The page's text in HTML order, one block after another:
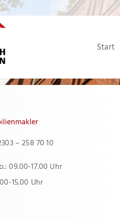
Start
– 258 70 10
09.00-17.00 Uhr
15.00 Uhr